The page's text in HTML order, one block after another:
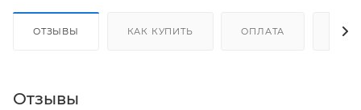
ОТЗЫВЫ КАК КУПИТЬ ОПЛАТА
Отзывы